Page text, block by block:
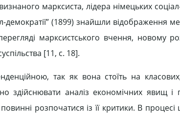
марксиста, лідера німецьких
(1899) знайшли відображення
марксистського вчення, новому
[11, с. 18].
так як вона стоїть на
здійснювати аналіз економічних явищ і
розпочатися із її критики. В процесі